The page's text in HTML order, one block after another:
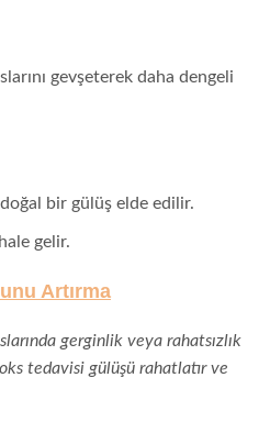
gevşeterek daha dengeli
bir gülüş elde edilir.
gelir.
Artırma
gerginlik veya rahatsızlık
tedavisi gülüşü rahatlatır ve